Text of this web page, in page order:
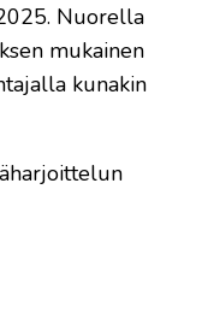
Nuorella
mukainen
kunakin